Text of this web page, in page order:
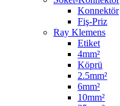
Konnektör
Fiş-Priz
Ray Klemens
Etiket
4mm²
Köprü
2.5mm²
6mm²
10mm²